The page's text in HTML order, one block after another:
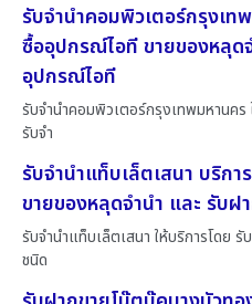
รับจำนำคอมพิวเตอร์กรุงเท
ซื้ออุปกรณ์ไอที ขายของหลุด
อุปกรณ์ไอที
รับจำนำคอมพิวเตอร์กรุงเทพมหานคร
รับจำ
รับจำนำแท็บเล็ตเสนา บริก
ขายของหลุดจำนำ และ รับ
รับจำนำแท็บเล็ตเสนา ให้บริการโดย
ชนิด